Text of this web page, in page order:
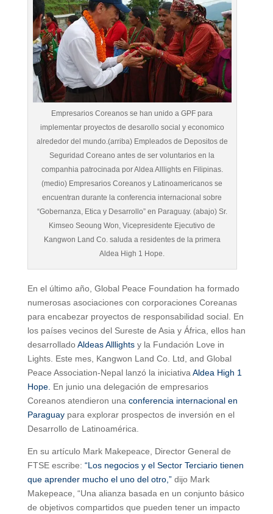
Empresarios Coreanos se han unido a GPF para
implementar proyectos de desarollo social y economico
alrededor del mundo.(arriba) Empleados de Depositos de
Seguridad Coreano antes de ser voluntarios en la
companhia patrocinada por Aldea Alllights en Filipinas.
(medio) Empresarios Coreanos y Latinoamericanos se
encuentran durante la conferencia internacional sobre
“Gobernanza, Etica y Desarrollo” en Paraguay. (abajo) Sr.
Kimseo Seoung Won, Vicepresidente Ejecutivo de
Kangwon Land Co. saluda a residentes de la primera
Aldea High 1 Hope.
En el último año, Global Peace Foundation ha formado
numerosas asociaciones con corporaciones Coreanas
para encabezar proyectos de responsabilidad social. En
los países vecinos del Sureste de Asia y África, ellos han
desarrolladoAldeas Alllightsy la Fundación Love in
Lights. Este mes, Kangwon Land Co. Ltd, and Global
Peace Association-Nepal lanzó la iniciativa Aldea High 1
Hope. En junio una delegación de empresarios
Coreanos atendieron una conferencia internacional en
Paraguaypara explorar prospectos de inversión en el
Desarrollo de Latinoamérica.
En su artículo Mark Makepeace, Director General de
FTSE escribe: “Los negocios y el Sector Terciario tienen
que aprender mucho el uno del otro,”dijo Mark
Makepeace, “Una alianza basada en un conjunto básico
de objetivos compartidos que pueden tener un impacto